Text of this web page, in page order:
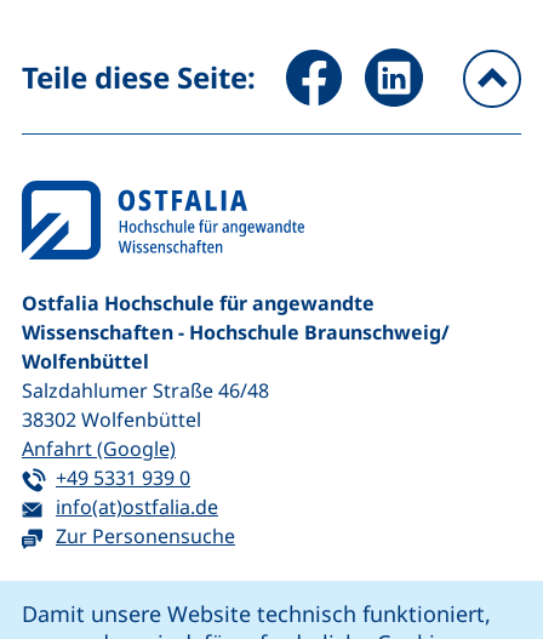
Damit unsere Website technisch funktioniert,
Teile diese Seite: Seite über Facebook teilen
Seite über
Ostfalia Hochschule für angewandte
Wissenschaften - Hochschule Braunschweig/​
Wolfenbüttel
Salzdahlumer Straße 46/48
38302Wolfenbüttel
Anfahrt (Google)(externer Link, öffnet neues Fenster)
Tel:
+49 5331 939 0(startet einen Telefonanruf, wenn Ihr
E-Mail:
info(at)ostfalia.de(öffnet Ihr E-Mail-Programm)
Zur Personensuche